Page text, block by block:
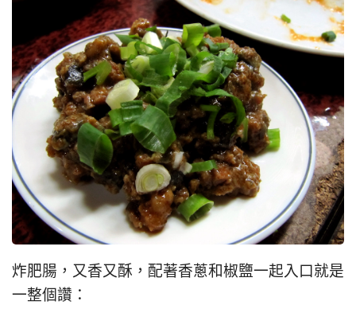
炸肥腸，又香又酥，配著香蔥和椒鹽一起入口就是
一整個讚：